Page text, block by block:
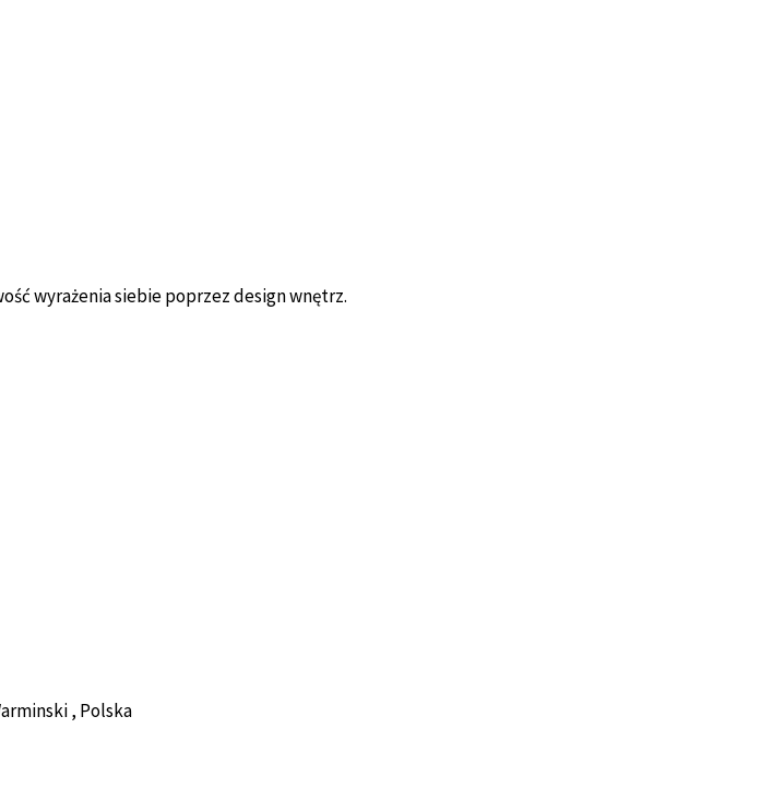
wyrażenia siebie poprzez design wnętrz.
, Polska